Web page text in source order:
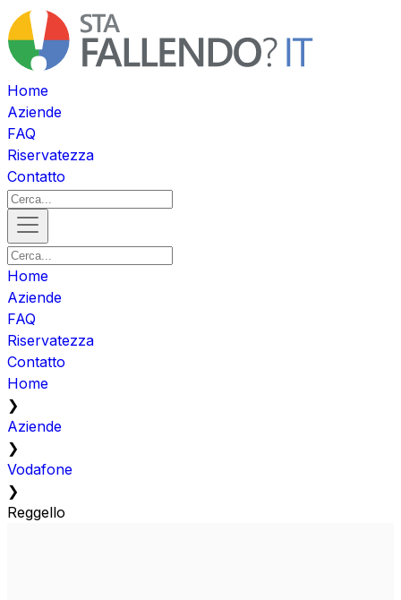
Home
Aziende
FAQ
Riservatezza
Contatto
Home
Aziende
FAQ
Riservatezza
Contatto
Home
❯
Aziende
❯
Vodafone
❯
Reggello